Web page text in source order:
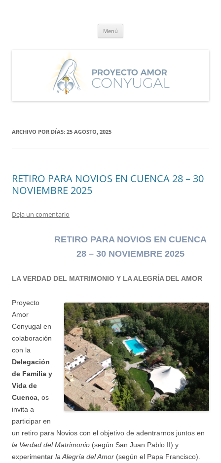
Menú
ARCHIVO POR DÍAS: 25 AGOSTO, 2025
RETIRO PARA NOVIOS EN CUENCA 28 – 30
NOVIEMBRE 2025
Deja un comentario
RETIRO PARA NOVIOS EN CUENCA
28 – 30 NOVIEMBRE 2025
LA VERDAD DEL MATRIMONIO Y LA ALEGRÍA DEL AMOR
Proyecto
Amor
Conyugal en
colaboración
con la
Delegación
de Familia y
Vida de
Cuenca os
invita a
participar en
un retiro para Novios con el objetivo de adentrarnos juntos en
la Verdad del Matrimonio (según San Juan Pablo II) y
experimentar la Alegría del Amor (según el Papa Francisco).